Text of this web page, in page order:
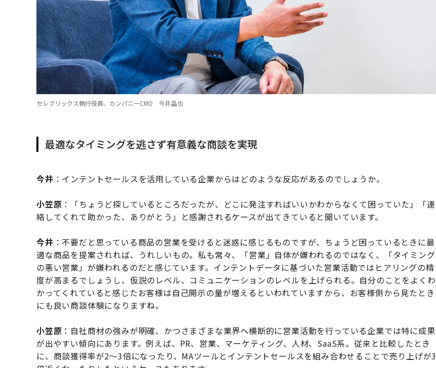
セレブリックス執行役員、カンパニーCMO 今井晶也
最適なタイミングを逃さず有意義な商談を実現
今井 ：インテントセールスを活用している企業からはどのような反応があるのでしょうか。
小笠原 ：「ちょうど探しているところだったが、どこに発注すればいいかわからなくて困っていた」「連
絡してくれて助かった、ありがとう」と感謝されるケースが出てきていると聞いています。
今井 ：不要だと思っている商品の営業を受けると迷惑に感じるものですが、ちょうど困っているときに最
適な商品を提案されれば、うれしいもの。私も常々、「営業」自体が嫌われるのではなく、「タイミング
の悪い営業」が嫌われるのだと感じています。インテントデータに基づいた営業活動ではヒアリングの精
度が高まるでしょうし、仮説のレベル、コミュニケーションのレベルを上げられる。自分のことをよくわ
かってくれていると感じたお客様は自己開示の量が増えるといわれていますから、お客様側から見たとき
にも良い商談体験になりますね。
小笠原 ：自社商材の強みが明確、かつさまざまな業界へ横断的に営業活動を行っている企業では特に成果
が出やすい傾向にあります。例えば、PR、営業、マーケティング、人材、SaaS系。従来と比較したとき
に、商談獲得率が2～3倍になったり、MAツールとインテントセールスを組み合わせることで売り上げが3